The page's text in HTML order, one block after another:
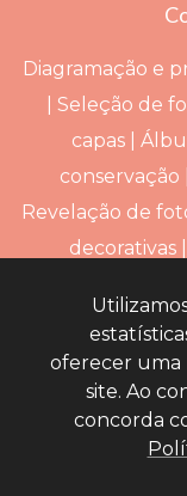
Diagramação e
| Seleção de
capas |
conservação
Revelação de
decorativas
oferecer uma
site. Ao
concorda